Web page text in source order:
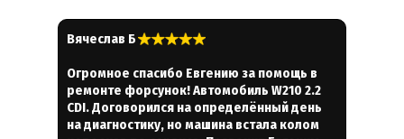
Вячеслав Б
Огромное спасибо Евгению за помощь в
ремонте форсунок! Автомобиль W210 2.2
CDI. Договорился на определённый день
на диагностику, но машина встала колом